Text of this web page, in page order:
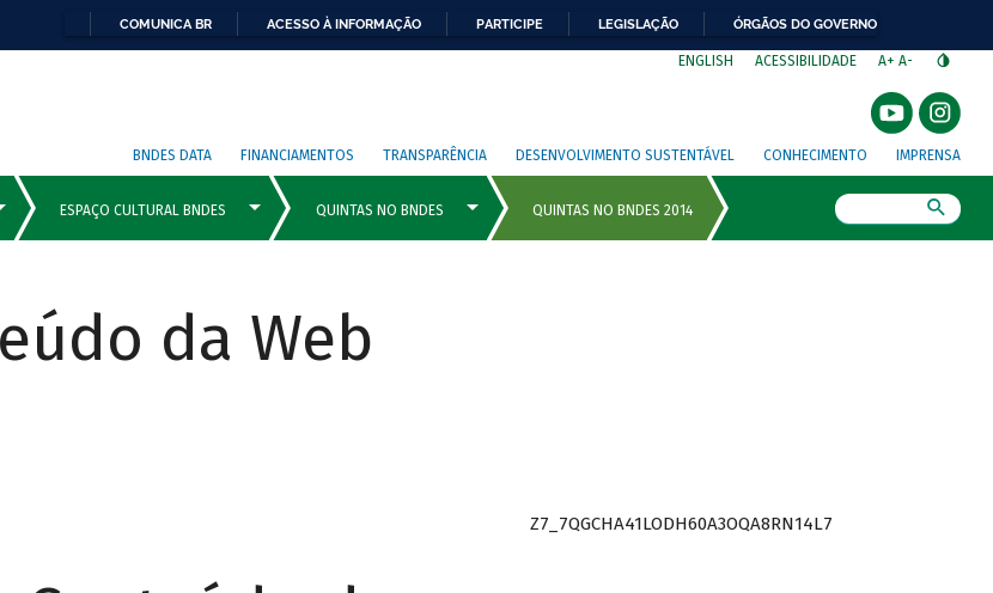
COMUNICA BR ACESSO À INFORMAÇÃO PARTICIPE LEGISLAÇÃO ÓRGÃOS DO GOVERNO
ENGLISH ACESSIBILIDADE A+ A-
BNDES DATA FINANCIAMENTOS TRANSPARÊNCIA DESENVOLVIMENTO SUSTENTÁVEL CONHECIMENTO IMPRENSA
da Web
Z7_7QGCHA41LODH60A3OQA8RN14L7